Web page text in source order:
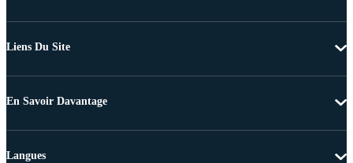
Liens Du Site
En Savoir Davantage
Langues